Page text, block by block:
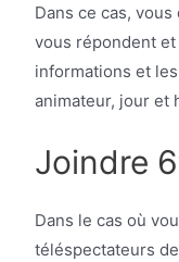
Dans ce cas,
vous répondent
informations et
animateur, jour et
Joindre
Dans le cas où
téléspectateurs